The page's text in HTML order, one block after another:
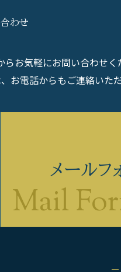
わせ
お気軽にお問い合わせく
お電話からもご連絡いただ
メールフ